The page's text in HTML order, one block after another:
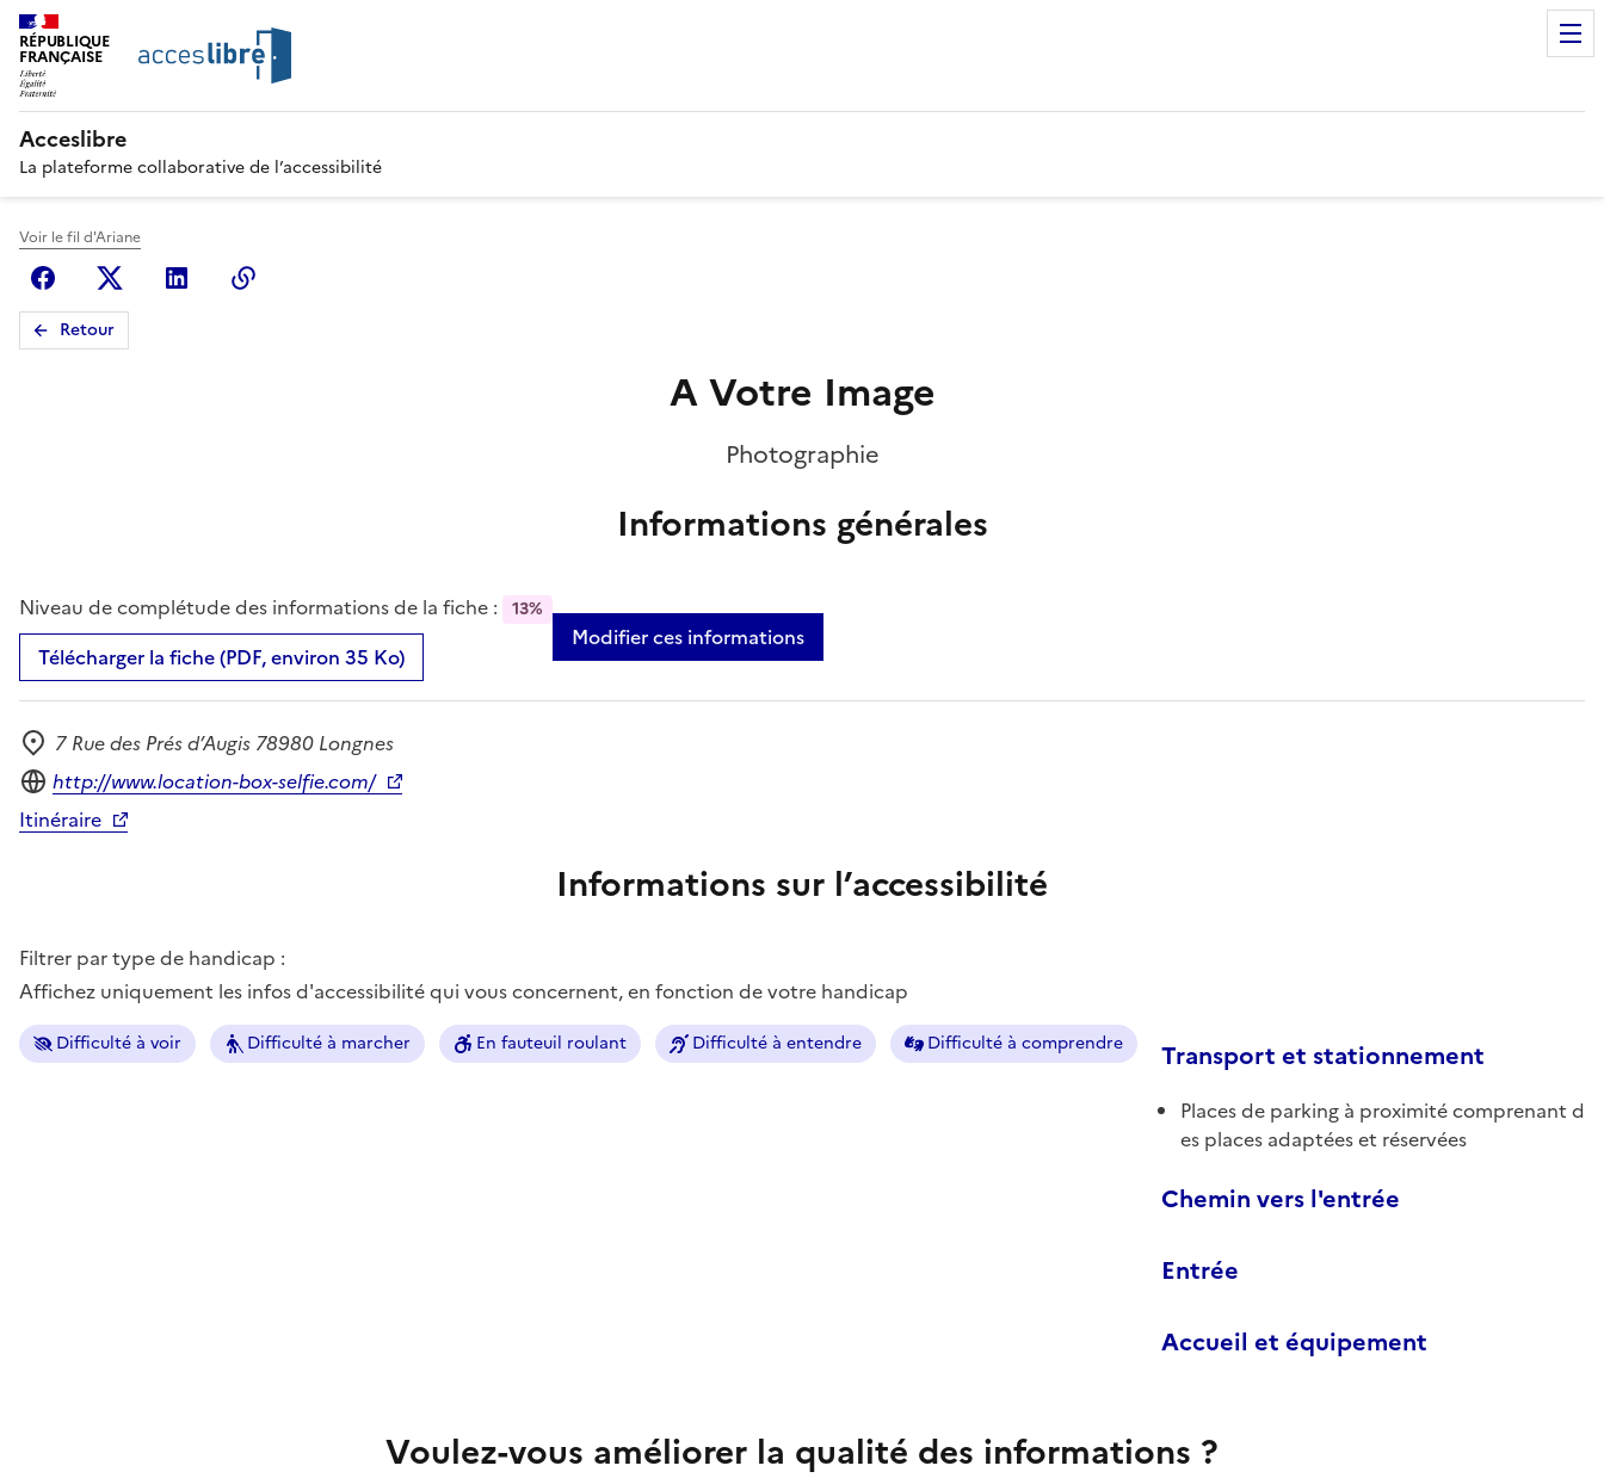
RÉPUBLIQUE
FRANÇAISE
Acceslibre
La plateforme collaborative de l’accessibilité
Voir le fil d'Ariane
FacebookX (anciennement Twitter)
Linkedin
Retour
A Votre Image
Photographie
Informations générales
Niveau de complétude des informations de la fiche : 13%
Télécharger la fiche (PDF, environ 35 Ko)
Modifier ces informations
Adresse
7 Rue des Prés d’Augis 78980 Longnes
Site internet
http://www.location-box-selfie.com/
Itinéraire
Informations sur l’accessibilité
Filtrer par type de handicap :
Affichez uniquement les infos d'accessibilité qui vous concernent, en fonction de votre handicap
Difficulté à voir Difficulté à marcher En fauteuil roulant Difficulté à entendre Difficulté à comprendre Transport et stationnement
Places de parking à proximité comprenant d
es places adaptées et réservées
Chemin vers l'entrée
Entrée
Accueil et équipement
Voulez-vous améliorer la qualité des informations ?